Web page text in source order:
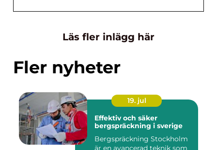
Läs fler inlägg här
Fler nyheter
19. jul
Effektiv och säker
bergspräckning i sverige
Bergspräckning Stockholm
är en avancerad teknik som